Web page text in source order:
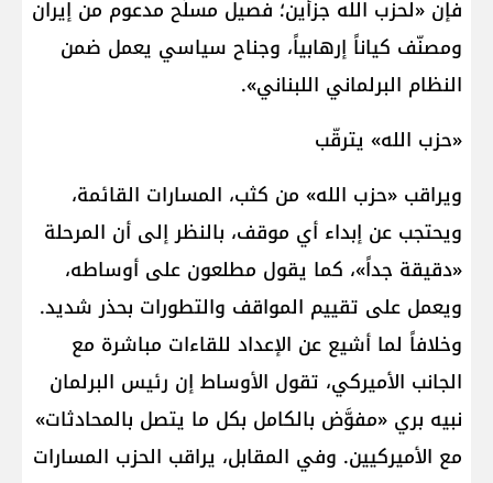
فإن «لحزب الله جزأين؛ فصيل مسلّح مدعوم من إيران
ومصنّف كياناً إرهابياً، وجناح سياسي يعمل ضمن
النظام البرلماني اللبناني».
«حزب الله» يترقّب
ويراقب «حزب الله» من كثب، المسارات القائمة،
ويحتجب عن إبداء أي موقف، بالنظر إلى أن المرحلة
«دقيقة جداً»، كما يقول مطلعون على أوساطه،
ويعمل على تقييم المواقف والتطورات بحذر شديد.
وخلافاً لما أشيع عن الإعداد للقاءات مباشرة مع
الجانب الأميركي، تقول الأوساط إن رئيس البرلمان
نبيه بري «مفوَّض بالكامل بكل ما يتصل بالمحادثات»
مع الأميركيين. وفي المقابل، يراقب الحزب المسارات